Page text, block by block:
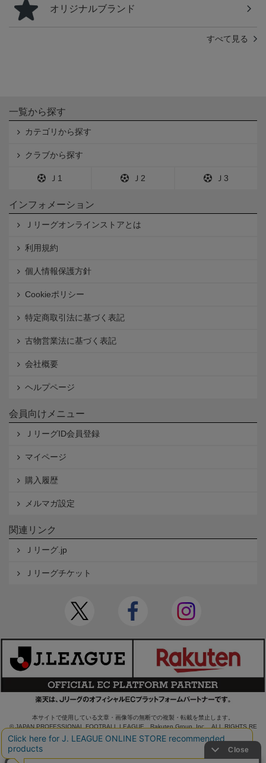
オリジナルブランド
すべて見る
一覧から探す
カテゴリから探す
クラブから探す
Ｊ1 Ｊ2 Ｊ3
インフォメーション
Ｊリーグオンラインストアとは
利用規約
個人情報保護方針
Cookieポリシー
特定商取引法に基づく表記
古物営業法に基づく表記
会社概要
ヘルプページ
会員向けメニュー
ＪリーグID会員登録
マイページ
購入履歴
メルマガ設定
関連リンク
Ｊリーグ.jp
Ｊリーグチケット
本サイトで使用している文章・画像等の無断での複製・転載を禁止します。
© JAPAN PROFESSIONAL FOOTBALL LEAGUE Rakuten Group, Inc. ALL RIGHTS RE
SERVED.